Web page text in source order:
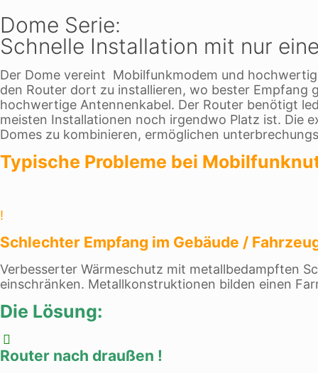
Dome Serie:
Schnelle Installation mit nur
Der Dome vereint Mobilfunkmodem und
den Router dort zu installieren, wo bester
hochwertige Antennenkabel. Der Router benötigt
meisten Installationen noch irgendwo Platz ist. Die
Domes zu kombinieren, ermöglichen
Typische Probleme bei
!
Schlechter Empfang im Gebäude /
Verbesserter Wärmeschutz mit metallbedampften
einschränken. Metallkonstruktionen bilden einen
Die Lösung:
Router nach draußen !